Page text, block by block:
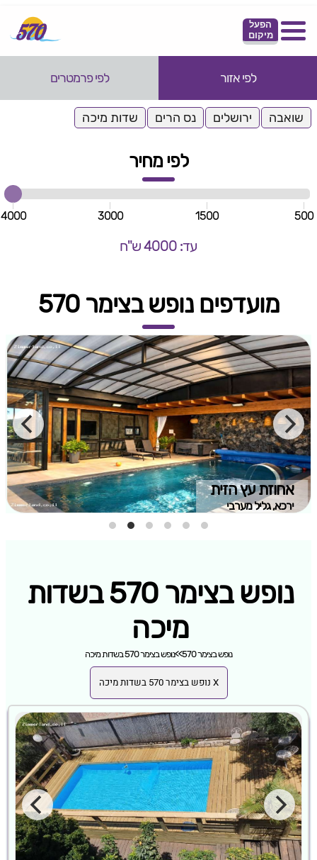
הפעל
מיקום
לפי אזור לפי פרמטרים
שואבה ירושלים נס הרים שדות מיכה
לפי מחיר
500
1500
3000
4000
עד: 4000 ש"ח
מועדפים נופש בצימר 570
אחוזת עץ הזית
ירכא, גליל מערבי
נופש בצימר 570 בשדות
מיכה
נופש בצימר 570 >>נופש בצימר 570 בשדות מיכה
X נופש בצימר 570 בשדות מיכה